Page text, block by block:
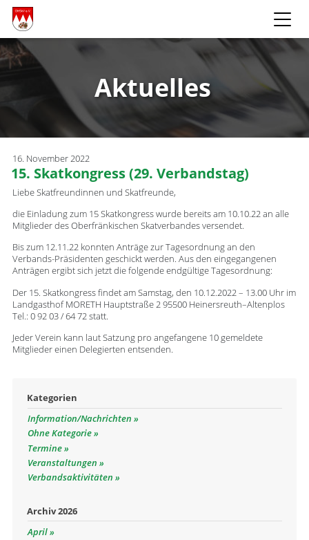
Aktuelles
16. November 2022
15. Skatkongress (29. Verbandstag)
Liebe Skatfreundinnen und Skatfreunde,
die Einladung zum 15 Skatkongress wurde bereits am 10.10.22 an alle
Mitglieder des Oberfränkischen Skatverbandes versendet.
Bis zum 12.11.22 konnten Anträge zur Tagesordnung an den
Verbands-Präsidenten geschickt werden. Aus den eingegangenen
Anträgen ergibt sich jetzt die folgende endgültige Tagesordnung:
Der 15. Skatkongress findet am Samstag, den 10.12.2022 – 13.00 Uhr im
Landgasthof MORETH Hauptstraße 2 95500 Heinersreuth–Altenplos
Tel.: 0 92 03 / 64 72 statt.
Jeder Verein kann laut Satzung pro angefangene 10 gemeldete
Mitglieder einen Delegierten entsenden.
Kategorien
Information/Nachrichten
Ohne Kategorie
Termine
Veranstaltungen
Verbandsaktivitäten
Archiv 2026
April